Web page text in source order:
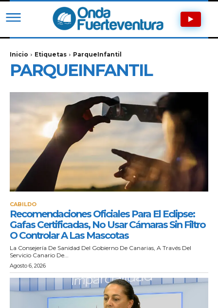
Inicio Etiquetas ParqueInfantil
PARQUEINFANTIL
CABILDO
Recomendaciones Oficiales Para El Eclipse:
Gafas Certificadas, No Usar Cámaras Sin Filtro
O Controlar A Las Mascotas
La Consejería De Sanidad Del Gobierno De Canarias, A Través Del
Servicio Canario De...
Agosto 6, 2026